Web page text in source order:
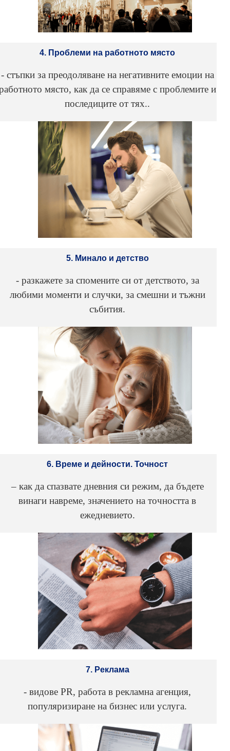
4. Проблеми на работното място
- стъпки за преодоляване на негативните емоции на
място, как да се справяме с проблемите и
последиците от тях..
5. Минало и детство
- разкажете за спомените си от детството, за
любими моменти и случки, за смешни и тъжни
събития.
6. Време и дейности. Точност
– как да спазвате дневния си режим, да бъдете
винаги навреме, значението на точността в
ежедневието.
7. Реклама
- видове PR, работа в рекламна агенция,
популяризиране на бизнес или услуга.